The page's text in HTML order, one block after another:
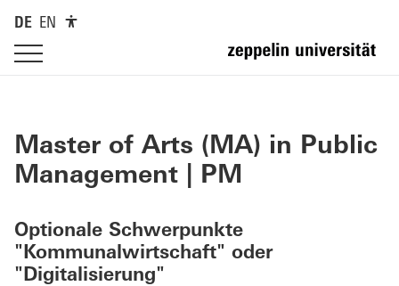
DE EN
Master of Arts (MA) in Public
Management | PM
Optionale Schwerpunkte
"Kommunalwirtschaft" oder
"Digitalisierung"